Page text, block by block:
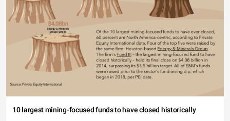
10 largest mining-focused funds to have closed historically